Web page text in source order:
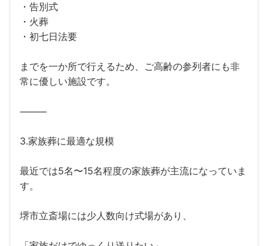
・告別式
・火葬
・初七日法要
までを一か所で行えるため、ご高齢の参列者にも非
常に優しい施設です。
⸻
3.家族葬に最適な規模
最近では5名〜15名程度の家族葬が主流になっていま
す。
堺市立斎場には少人数向け式場があり、